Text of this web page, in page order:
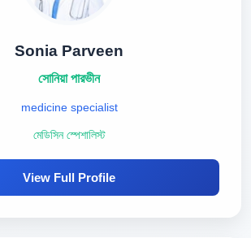
Sonia Parveen
সোনিয়া পারভীন
medicine specialist
মেডিসিন স্পেশালিস্ট
View Full Profile